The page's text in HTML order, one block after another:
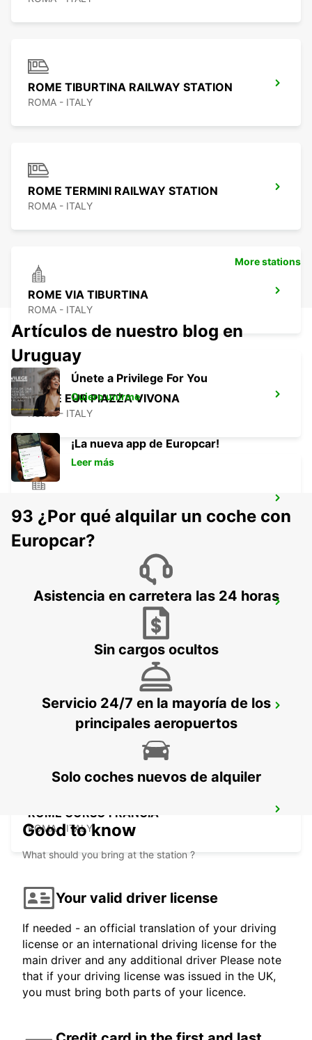
ROME TIBURTINA RAILWAY STATION
ROMA - ITALY
ROME TERMINI RAILWAY STATION
ROMA - ITALY
ROME VIA TIBURTINA
ROMA - ITALY
ROME EUR PIAZZA VIVONA
ROMA - ITALY
ROMA - ITALY
ROME VIA DEI PRATI FISCALI
ROME VIA CIPRO (VATICAN)
ROMA - ITALY
ROME CORSO FRANCIA
ROMA - ITALY
More stations
Artículos de nuestro blog en
Uruguay
Únete a Privilege For You
Quiero unirme
¡La nueva app de Europcar!
Leer más
93 ¿Por qué alquilar un coche con
Europcar?
Asistencia en carretera las 24 horas
Sin cargos ocultos
Servicio 24/7 en la mayoría de los
principales aeropuertos
Solo coches nuevos de alquiler
Good to know
What should you bring at the station ?
Your valid driver license
If needed - an official translation of your driving
license or an international driving license for the
main driver and any additional driver Please note
that if your driving license was issued in the UK,
you must bring both parts of your licence.